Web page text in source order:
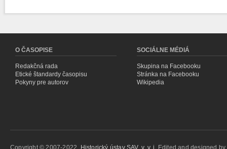
O ČASOPISE
Redakčná rada
Etické štandardy časopisu
Pokyny pre autorov
SOCIÁLNE MÉDIÁ
Skupina na Facebooku
Stránka na Facebooku
Wikipedia